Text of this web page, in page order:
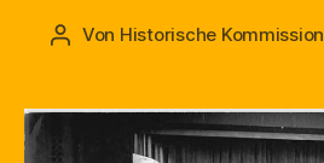
Beitragsautor
Von Historische Kommission